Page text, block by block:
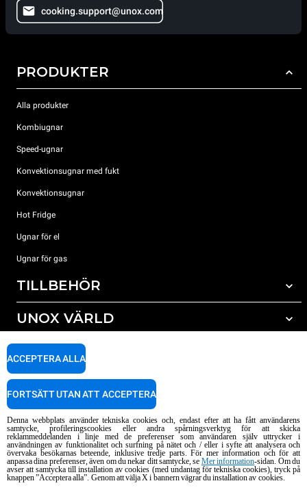
cooking.support@unox.com
PRODUKTER
Alla produkter
Kombiugnar
Speed-ugnar
Konvektionsugnar med fukt
Konvektionsugnar
Hot Fridge
Ugnar för el
Ugnar för gas
TILLBEHÖR
Alla tillbehör
Rengöringsmedel för mauell rengöring
Vattenbehandling med omvänd osmosisk
UNOX VÄRLD
Våra kontor runt om i världen
SUPPORT
HITTA SERVICECENTER
Copyright 2026 UNOX S.p.A. Alla rättigheter förbehållna. Reg. Imp. Padova n
° 04230750285 - REA Padova 372835 - Cap. Soc. 5.000.000 € iv - P.IVA / CF
04230750285 - IT WEEE Reg. No. IT08020000000377
AI Content Disclaimer Privacy policy Cookie policy
Denna webbplats använder tekniska cookies och, endast efter att ha fått användarens
samtycke, profileringscookies eller andra spårningsverktyg för att skicka
reklammeddelanden i linje med de preferenser som användaren själv uttrycker i
användningen av funktionalitet och surfning på nätet och / eller i syfte att analysera och
övervaka besökarnas beteende, inklusive tredje parts. För mer information och för att
anpassa dina preferenser, även om du nekar ditt samtycke, se Mer information-sidan. Om du
avser att samtycka till installation av cookies (med undantag för tekniska cookies), tryck på
knappen ”Acceptera alla”. Genom att välja X i bannern vägrar du installation av cookies.
ACCEPTERA ALLA
FORTSÄTT UTAN ATT ACCEPTERA